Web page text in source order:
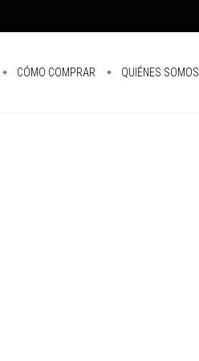
CÓMO COMPRAR QUIÉNES SOMOS